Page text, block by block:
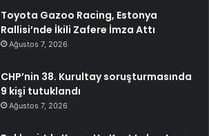
Toyota Gazoo Racing, Estonya
Rallisi’nde İkili Zafere İmza Attı
Ağustos 7, 2026
CHP’nin 38. Kurultay soruşturmasında
9 kişi tutuklandı
Ağustos 7, 2026